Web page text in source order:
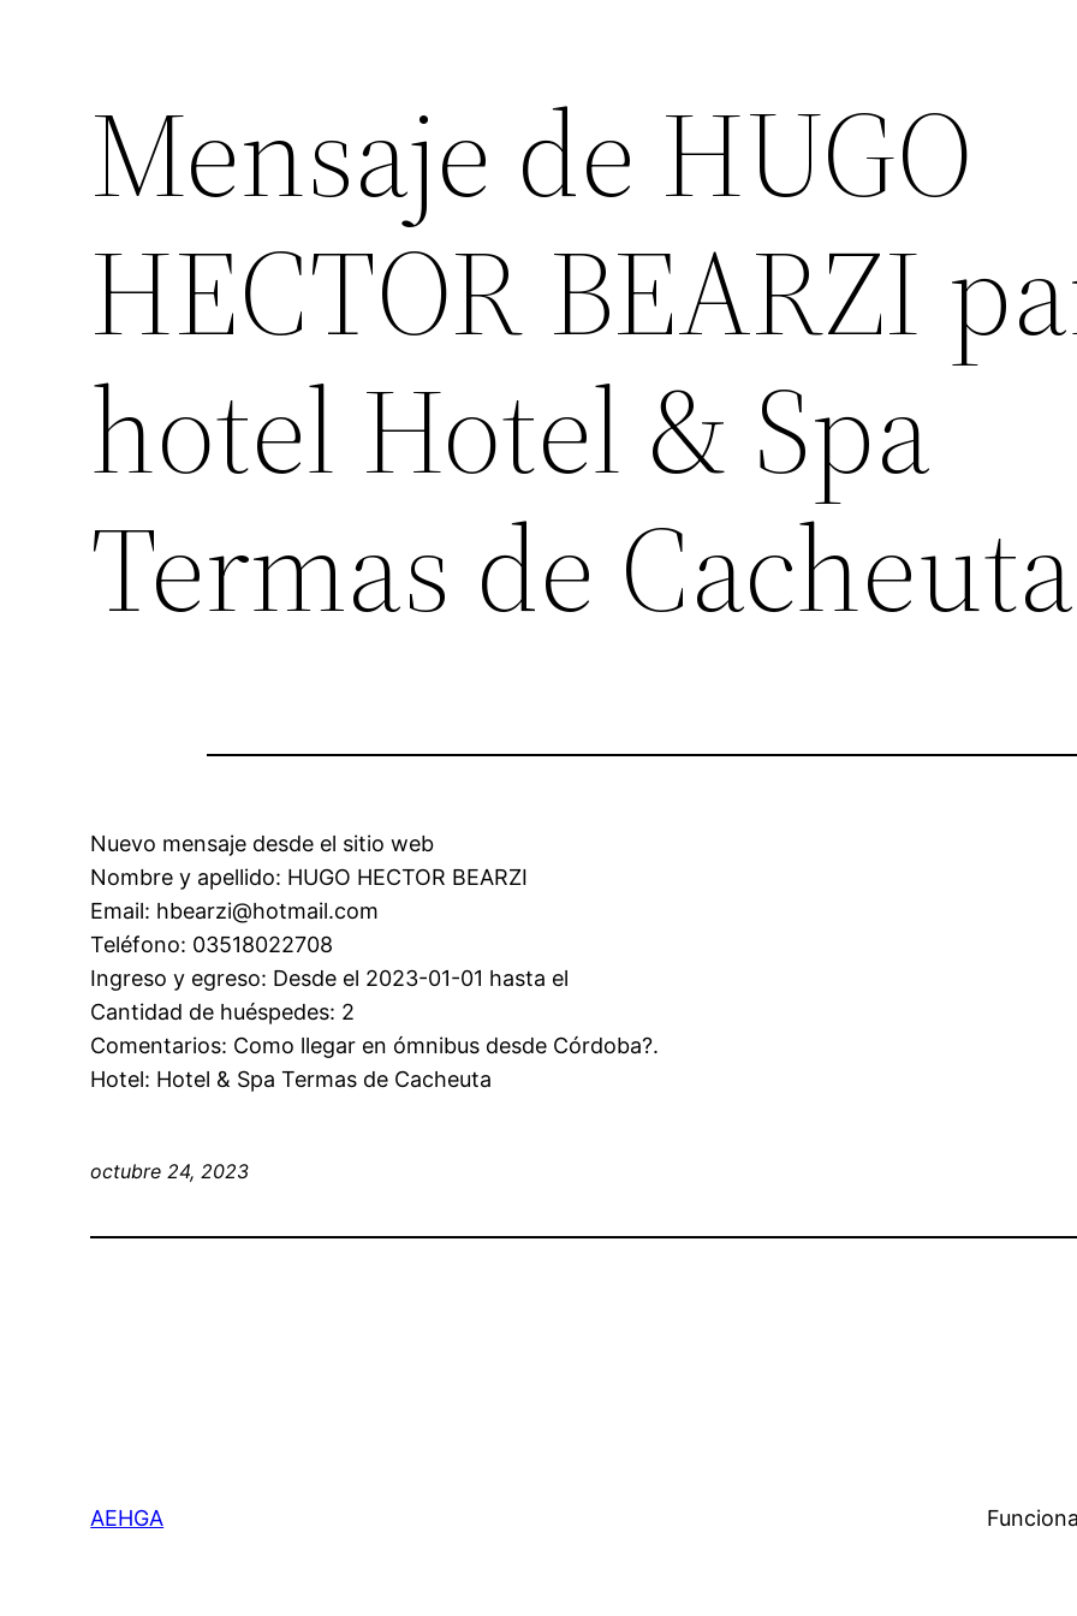
Mensaje de HUGO
HECTOR BEARZI
hotel Hotel & Spa
Termas de Cacheuta
Nuevo mensaje desde el sitio web
Nombre y apellido: HUGO HECTOR BEARZI
Email: hbearzi@hotmail.com
Teléfono: 03518022708
Ingreso y egreso: Desde el 2023-01-01 hasta el
Cantidad de huéspedes: 2
Comentarios: Como llegar en ómnibus desde Córdoba?.
Hotel: Hotel & Spa Termas de Cacheuta
octubre 24, 2023
AEHGA